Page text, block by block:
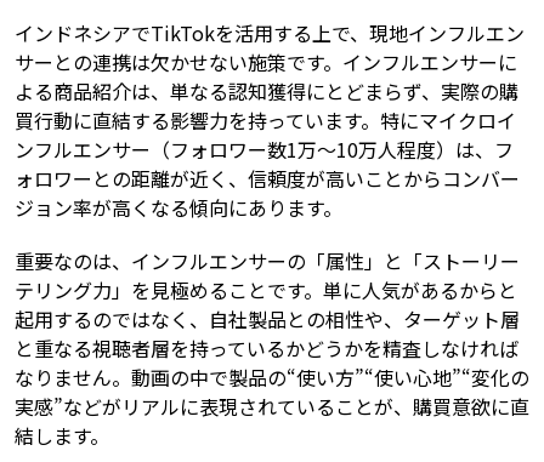
インドネシアでTikTokを活用する上で、現地インフルエン
サーとの連携は欠かせない施策です。インフルエンサーに
よる商品紹介は、単なる認知獲得にとどまらず、実際の購
買行動に直結する影響力を持っています。特にマイクロイ
ンフルエンサー（フォロワー数1万〜10万人程度）は、フ
ォロワーとの距離が近く、信頼度が高いことからコンバー
ジョン率が高くなる傾向にあります。
重要なのは、インフルエンサーの「属性」と「ストーリー
テリング力」を見極めることです。単に人気があるからと
起用するのではなく、自社製品との相性や、ターゲット層
と重なる視聴者層を持っているかどうかを精査しなければ
なりません。動画の中で製品の“使い方”“使い心地”“変化の
実感”などがリアルに表現されていることが、購買意欲に直
結します。